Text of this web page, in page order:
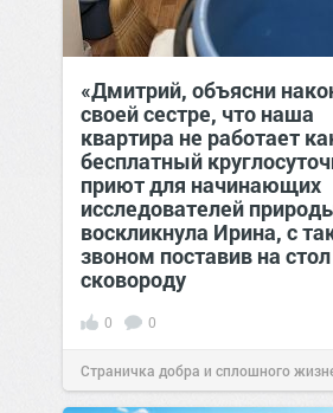
«Дмитрий, объясни
своей сестре, что наша
квартира не работает
бесплатный
приют для начинающих
исследователей
воскликнула Ирина, с
звоном поставив на стол
сковороду
0 0
Страничка добра и сплошного